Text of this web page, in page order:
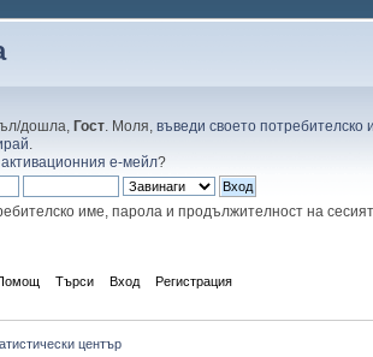
дошла, Гост . Моля, въведи своето потребителско
активационния е-мейл?
име, парола и продължителност на
Търси Вход Регистрация
център